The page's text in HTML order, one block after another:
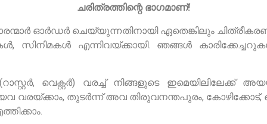
ചരിത്രത്തിന്റെ ഭാഗമാണ്!
ഓർഡർ ചെയ്യുന്നതിനായി ഏതെങ്കിലും
സിനിമകൾ എന്നിവയ്ക്കായി. ഞങ്ങൾ
വെക്റ്റർ) വരച്ച് നിങ്ങളുടെ
വരയ്ക്കാം, തുടർന്ന് അവ തിരുവനന്തപുരം,